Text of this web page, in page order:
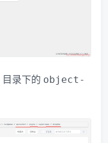
目录下的 object-